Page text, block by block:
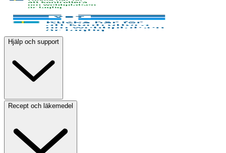
Hjälp och support
Recept och läkemedel